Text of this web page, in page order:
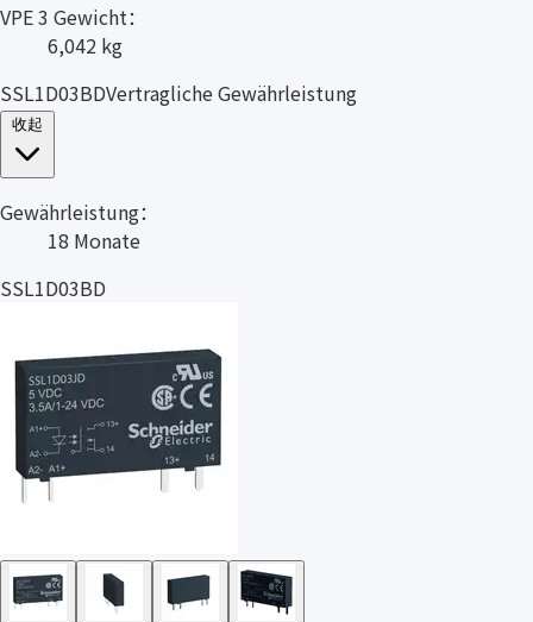
VPE 3 Gewicht：
6,042 kg
SSL1D03BDVertragliche Gewährleistung
Gewährleistung：
18 Monate
SSL1D03BD